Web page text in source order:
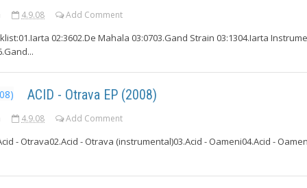
4.9.08 Add Comment
02:3602.De Mahala 03:0703.Gand Strain 03:1304.Iarta
ACID - Otrava EP (2008)
4.9.08 Add Comment
- Otrava02.Acid - Otrava (instrumental)03.Acid - Oameni04.Acid -